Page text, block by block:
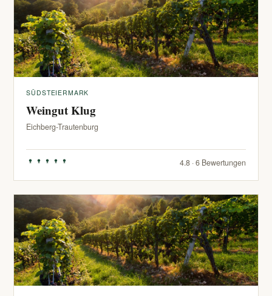
SÜDSTEIERMARK
Weingut Klug
Eichberg-Trautenburg
4.8 · 6 Bewertungen